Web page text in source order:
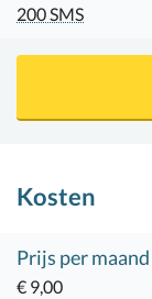
200 SMS
Kosten
Prijs per maand
€ 9,00